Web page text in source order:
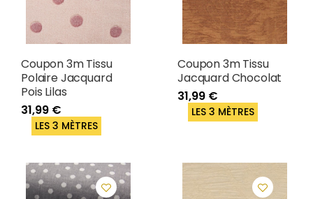
Coupon 3m Tissu
Polaire Jacquard
Pois Lilas
31,99 €
LES 3 MÈTRES
Coupon 3m Tissu
Jacquard Chocolat
31,99 €
LES 3 MÈTRES